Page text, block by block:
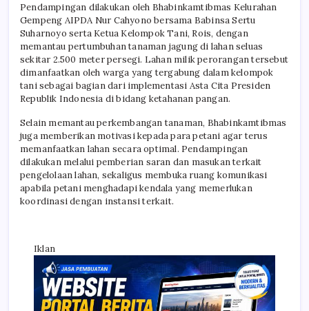
Pendampingan dilakukan oleh Bhabinkamtibmas Kelurahan
Gempeng AIPDA Nur Cahyono bersama Babinsa Sertu
Suharnoyo serta Ketua Kelompok Tani, Rois, dengan
memantau pertumbuhan tanaman jagung di lahan seluas
sekitar 2.500 meter persegi. Lahan milik perorangan tersebut
dimanfaatkan oleh warga yang tergabung dalam kelompok
tani sebagai bagian dari implementasi Asta Cita Presiden
Republik Indonesia di bidang ketahanan pangan.
Selain memantau perkembangan tanaman, Bhabinkamtibmas
juga memberikan motivasi kepada para petani agar terus
memanfaatkan lahan secara optimal. Pendampingan
dilakukan melalui pemberian saran dan masukan terkait
pengelolaan lahan, sekaligus membuka ruang komunikasi
apabila petani menghadapi kendala yang memerlukan
koordinasi dengan instansi terkait.
Iklan